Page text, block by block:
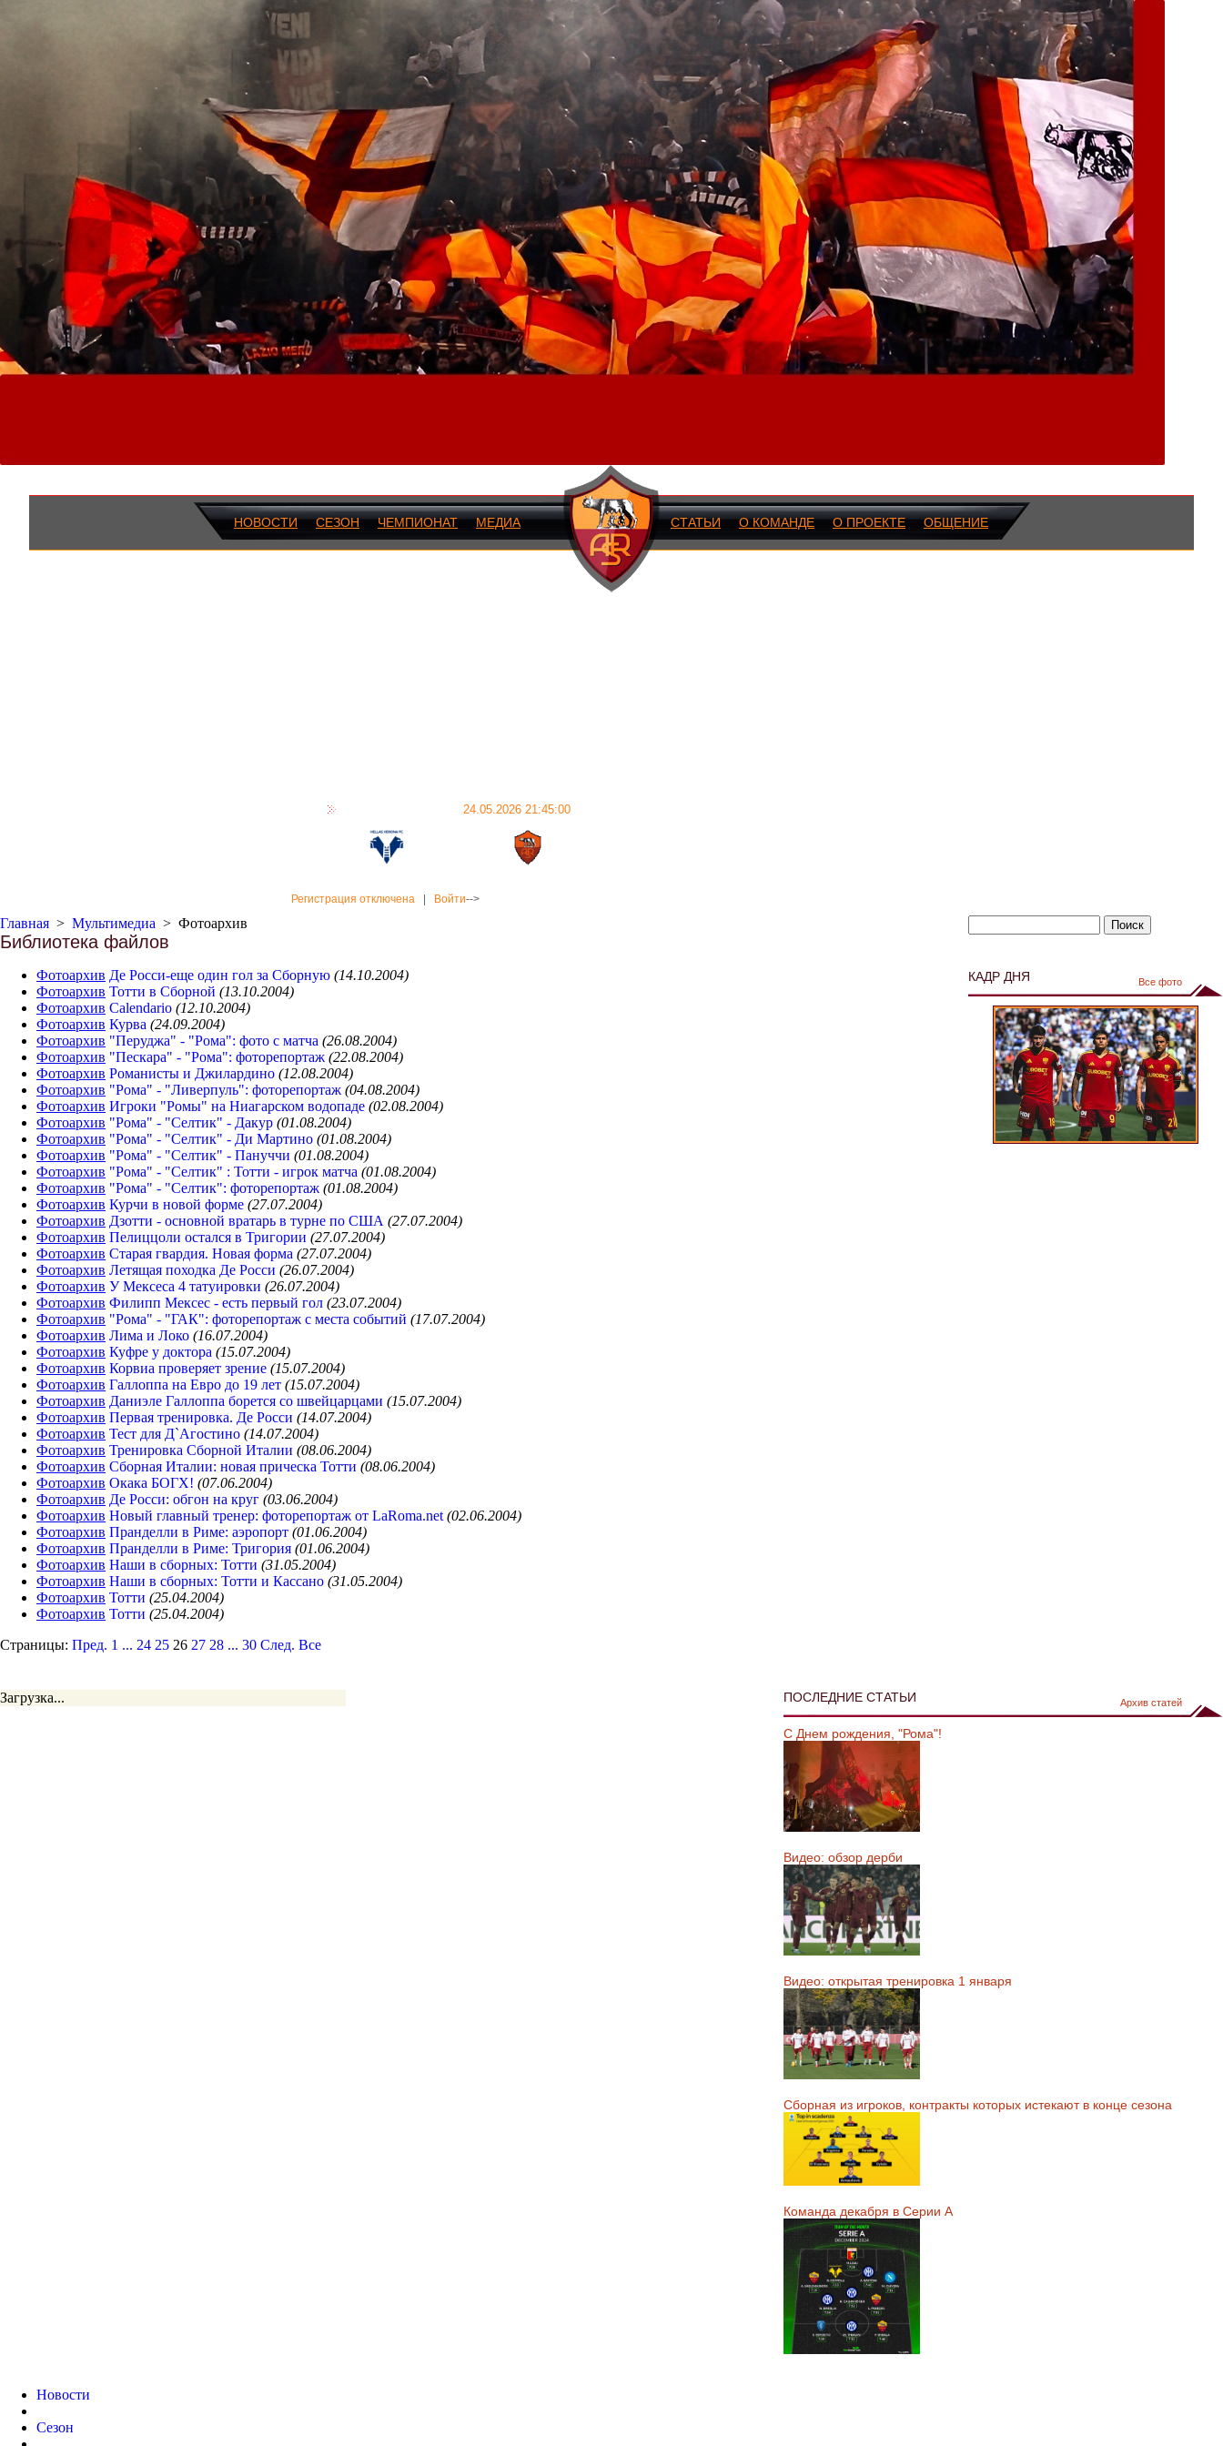
НОВОСТИ СЕЗОН ЧЕМПИОНАТ МЕДИА СТАТЬИ О КОМАНДЕ О ПРОЕКТЕ ОБЩЕНИЕ
24.05.2026 21:45:00
Регистрация отключена Войти-->
Главная > Мультимедиа > Фотоархив
Библиотека файлов
Фотоархив Де Росси-еще один гол за Сборную (14.10.2004)
Фотоархив Тотти в Сборной (13.10.2004)
Фотоархив Сalendario (12.10.2004)
Фотоархив Курва (24.09.2004)
Фотоархив "Перуджа" - "Рома": фото с матча (26.08.2004)
Фотоархив "Пескара" - "Рома": фоторепортаж (22.08.2004)
Фотоархив Романисты и Джилардино (12.08.2004)
Фотоархив "Рома" - "Ливерпуль": фоторепортаж (04.08.2004)
Фотоархив Игроки "Ромы" на Ниагарском водопаде (02.08.2004)
Фотоархив "Рома" - "Селтик" - Дакур (01.08.2004)
Фотоархив "Рома" - "Селтик" - Ди Мартино (01.08.2004)
Фотоархив "Рома" - "Селтик" - Пануччи (01.08.2004)
Фотоархив "Рома" - "Селтик" : Тотти - игрок матча (01.08.2004)
Фотоархив "Рома" - "Селтик": фоторепортаж (01.08.2004)
Фотоархив Курчи в новой форме (27.07.2004)
Фотоархив Дзотти - основной вратарь в турне по США (27.07.2004)
Фотоархив Пелиццоли остался в Тригории (27.07.2004)
Фотоархив Старая гвардия. Новая форма (27.07.2004)
Фотоархив Летящая походка Де Росси (26.07.2004)
Фотоархив У Мексеса 4 татуировки (26.07.2004)
Фотоархив Филипп Мексес - есть первый гол (23.07.2004)
Фотоархив "Рома" - "ГАК": фоторепортаж с места событий (17.07.2004)
Фотоархив Лима и Локо (16.07.2004)
Фотоархив Куфре у доктора (15.07.2004)
Фотоархив Корвиа проверяет зрение (15.07.2004)
Фотоархив Галлоппа на Евро до 19 лет (15.07.2004)
Фотоархив Даниэле Галлоппа борется со швейцарцами (15.07.2004)
Фотоархив Первая тренировка. Де Росси (14.07.2004)
Фотоархив Тест для Д`Агостино (14.07.2004)
Фотоархив Тренировка Сборной Италии (08.06.2004)
Фотоархив Сборная Италии: новая прическа Тотти (08.06.2004)
Фотоархив Окака БОГХ! (07.06.2004)
Фотоархив Де Росси: обгон на круг (03.06.2004)
Фотоархив Новый главный тренер: фоторепортаж от LaRoma.net (02.06.2004)
Фотоархив Пранделли в Риме: аэропорт (01.06.2004)
Фотоархив Пранделли в Риме: Тригория (01.06.2004)
Фотоархив Наши в сборных: Тотти (31.05.2004)
Фотоархив Наши в сборных: Тотти и Кассано (31.05.2004)
Фотоархив Тотти (25.04.2004)
Фотоархив Тотти (25.04.2004)
Страницы: Пред. 1 ... 24 25 26 27 28 ... 30 След. Все
КАДР ДНЯ Все фото
Загрузка... ПОСЛЕДНИЕ СТАТЬИ Архив статей
С Днем рождения, "Рома"!
Видео: обзор дерби
Видео: открытая тренировка 1 января
Сборная из игроков, контракты которых истекают в конце сезона
Команда декабря в Серии А
Новости
Сезон